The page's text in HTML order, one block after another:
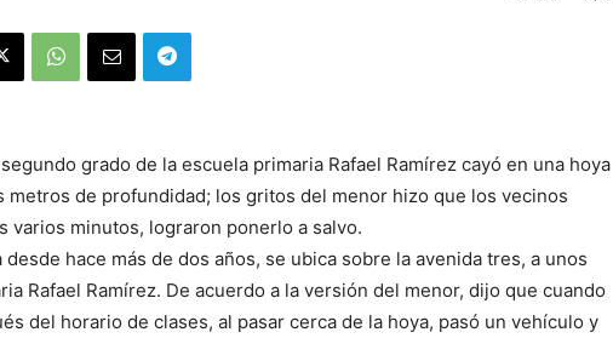
grado de la escuela primaria Rafael Ramírez cayó en una hoya
metros de profundidad; los gritos del menor hizo que los vecinos
varios minutos, lograron ponerlo a salvo.
desde hace más de dos años, se ubica sobre la avenida tres, a unos
Rafael Ramírez. De acuerdo a la versión del menor, dijo que cuando
del horario de clases, al pasar cerca de la hoya, pasó un vehículo y